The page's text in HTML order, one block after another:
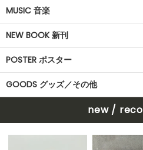
MUSIC 音楽
NEW BOOK 新刊
POSTER ポスター
GOODS グッズ／その他
new /